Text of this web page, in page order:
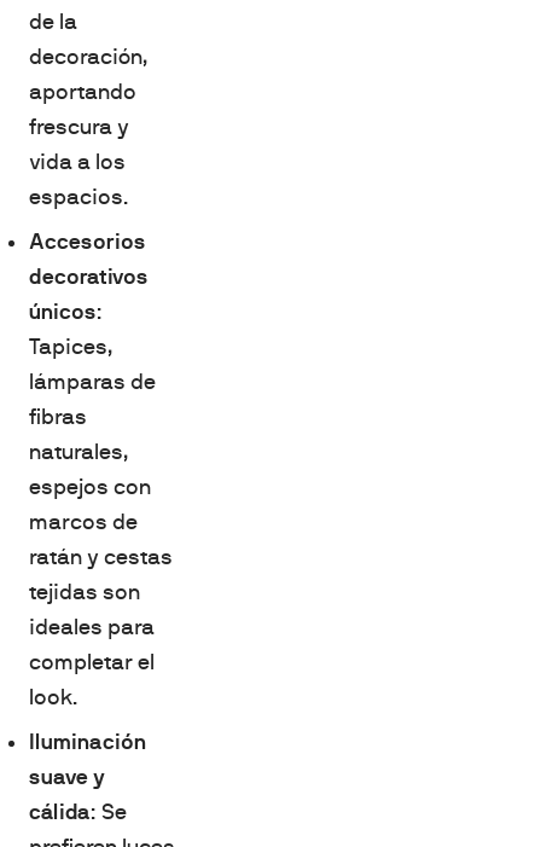
de la
decoración,
aportando
frescura y
vida a los
espacios.
Accesorios
decorativos
únicos:
Tapices,
lámparas de
fibras
naturales,
espejos con
marcos de
ratán y cestas
tejidas son
ideales para
completar el
look.
Iluminación
suave y
cálida: Se